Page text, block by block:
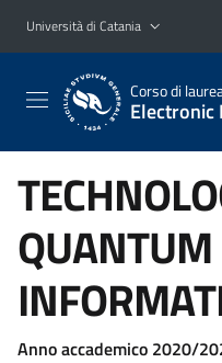
Vai al contenuto principale
Vai al menu di navigazione
Università di Catania
Corso di
Electronic
QUANTUM
Anno accademico 2020/